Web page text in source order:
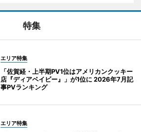
特集
エリア特集
「佐賀経・上半期PV1位はアメリカンクッキー
店『ディアベイビー』」が1位に 2026年7月記
事PVランキング
エリア特集